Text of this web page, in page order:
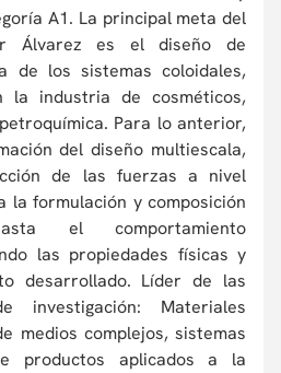
A1. La principal meta del
Álvarez es el diseño de
de los sistemas coloidales,
la industria de cosméticos,
Para lo anterior,
del diseño multiescala,
de las fuerzas a nivel
la formulación y composición
el comportamiento
las propiedades físicas y
desarrollado. Líder de las
investigación: Materiales
medios complejos, sistemas
productos aplicados a la